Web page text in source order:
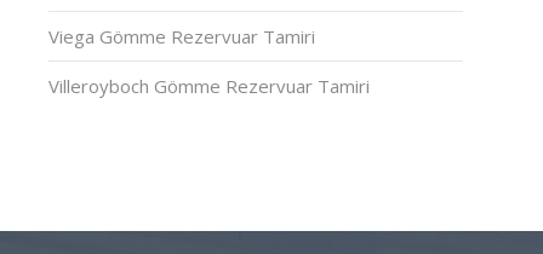
Viega Gömme Rezervuar Tamiri
Villeroyboch Gömme Rezervuar Tamiri